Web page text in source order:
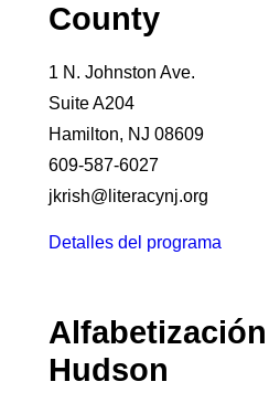
County
1 N. Johnston Ave.
Suite A204
Hamilton, NJ 08609
609-587-6027
jkrish@literacynj.org
Detalles del programa
Hudson